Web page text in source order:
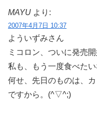
MAYU より:
2007年4月7日 10:37
よういずみさん
ミコロン、ついに発売
私も、もう一度食べたい
何せ、先日のものは、
ですから。(^▽^;)